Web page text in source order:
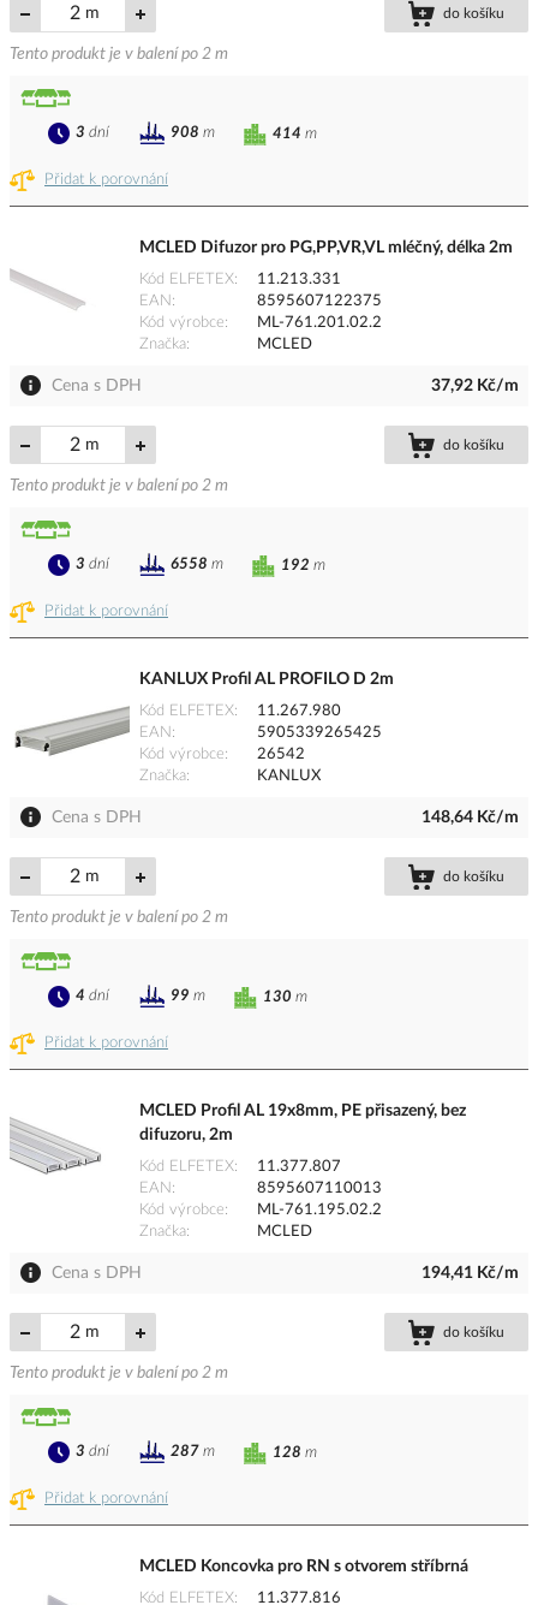
m do košíku
Tento produkt je v balení po 2 m
Přidat k porovnání
414 m
3 dní 908 m
MCLED Difuzor pro PG,PP,VR,VL mléčný, délka 2m
Kód ELFETEX
11.213.331
EAN
8595607122375
Kód výrobce
ML-761.201.02.2
Značka
MCLED
Cena s DPH 37,92 Kč/m
m do košíku
Tento produkt je v balení po 2 m
Přidat k porovnání
192 m
3 dní 6558 m
KANLUX Profil AL PROFILO D 2m
Kód ELFETEX
11.267.980
EAN
5905339265425
Kód výrobce
26542
Značka
KANLUX
Cena s DPH 148,64 Kč/m
m do košíku
Tento produkt je v balení po 2 m
Přidat k porovnání
130 m
4 dní 99 m
MCLED Profil AL 19x8mm, PE přisazený, bez
difuzoru, 2m
Kód ELFETEX
11.377.807
EAN
8595607110013
Kód výrobce
ML-761.195.02.2
Značka
MCLED
Cena s DPH 194,41 Kč/m
m do košíku
Tento produkt je v balení po 2 m
Přidat k porovnání
128 m
3 dní 287 m
MCLED Koncovka pro RN s otvorem stříbrná
Kód ELFETEX 11.377.816